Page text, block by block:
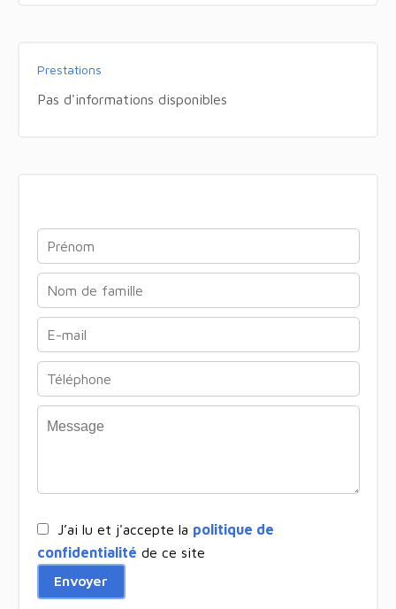
Prestations
Pas d'informations disponibles
J’ai lu et j'accepte la politique de
confidentialité de ce site
Envoyer